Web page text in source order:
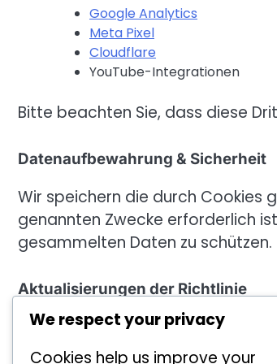
Google Analytics
Meta Pixel
Cloudflare
YouTube-Integrationen
Bitte beachten Sie, dass diese
Datenaufbewahrung & Sicherheit
Wir speichern die durch Cookies
genannten Zwecke erforderlich
gesammelten Daten zu schützen.
Aktualisierungen der Richtlinie
Wir behalten uns das Recht vor,
werden auf dieser Seite
We respect your privacy
Cookies help us improve your